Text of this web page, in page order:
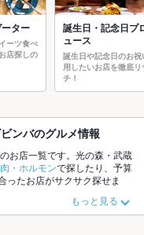
ター
ーツ食べ
店探しの
誕生日・記念日プ
ュース
誕生日や記念日のお祝
用したいお店を徹底リ
チ！
ンバのグルメ情報
お店一覧です。光の森・武蔵
・ホルモンで探したり、予算
ったお店がサクサク探せま
長嶺・帯山・神水もチェック
お得なクーポンはもちろん、
もっと見る